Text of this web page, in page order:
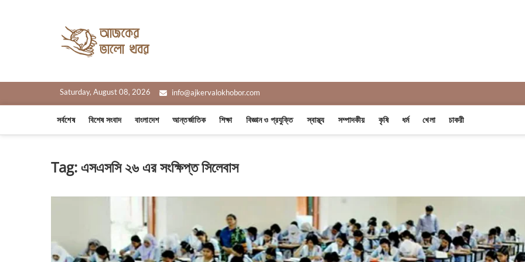
Saturday, August 08, 2026 info@ajkervalokhobor.com
সর্বশেষ বিশেষ সংবাদ বাংলাদেশ আন্তর্জাতিক শিক্ষা বিজ্ঞান ও প্রযুক্তি স্বাস্থ্য সম্পাদকীয় কৃষি ধর্ম খেলা চাকরী
Tag:এসএসসি ২৬ এর সংক্ষিপ্ত সিলেবাস